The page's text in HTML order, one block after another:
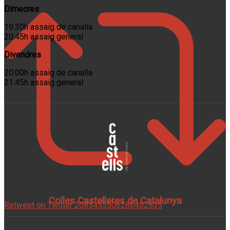
Retweet on Twitter 2085455506286452835
Dimecres
19:30h assaig de canalla
20:45h assaig general
Divendres
20.00h assaig de canalla
21:45h assaig general
Colles Castelleres de Catalunya